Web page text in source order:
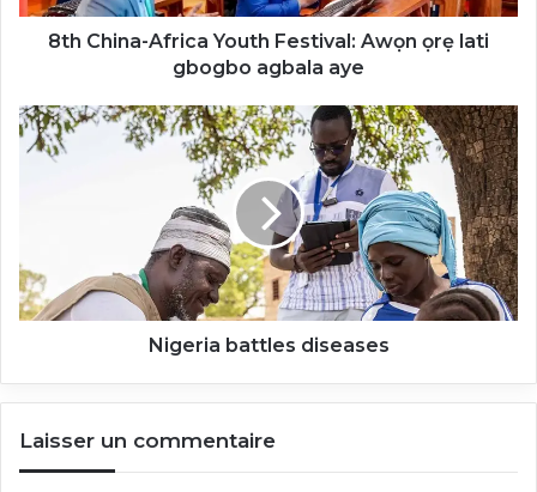
gbogbo
agbala8th China-Africa Youth Festival: Awọn ọrẹ lati
gbogbo agbala aye
Nigeria
battles
diseases
Nigeria battles diseases
Laisser un commentaire